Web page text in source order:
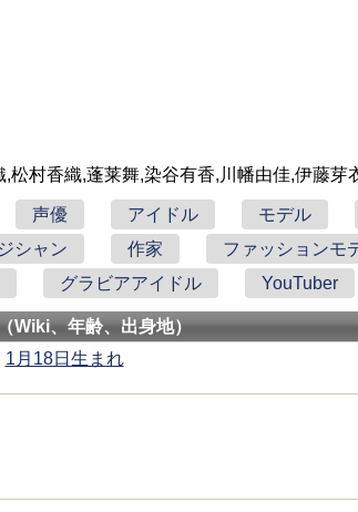
村香織,蓬莱舞,染谷有香,川幡由佳,伊藤芽
声優 アイドル モデル
シャン 作家
ファッションモ
グラビアアイドル YouTuber
Wiki、年齢、出身地）
1月18日生まれ